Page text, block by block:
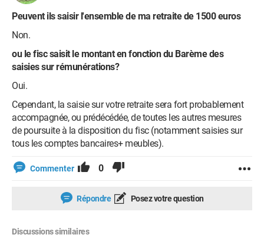
Peuvent ils saisir l'ensemble de ma retraite de 1500 euros
Non.
ou le fisc saisit le montant en fonction du Barème des
saisies sur rémunérations?
Oui.
Cependant, la saisie sur votre retraite sera fort probablement
accompagnée, ou prédécédée, de toutes les autres mesures
de poursuite à la disposition du fisc (notamment saisies sur
tous les comptes bancaires+ meubles).
Commenter 0
Répondre Posez votre question
Discussions similaires